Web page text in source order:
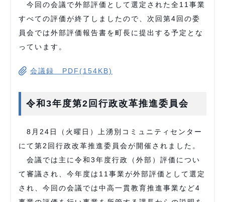
今回の会議で外部評価として選定された全11事業
すべての評価が終了しましたので、次回第4回の委
員会では外部評価報告書を町長に提出する予定とな
っています。
会議録 PDF(154KB)
令和3年度第2回行政改革推進委員会
8月24日（火曜日）上湧別コミュニティセンター
にて第2回行政改革推進委員会が開催されました。
会議では主に令和3年度行政（外部）評価につい
て審議され、今年度は11事業が外部評価として選定
され、今回の会議では中高一貫教育推進事業など4